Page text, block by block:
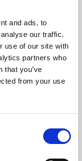
and ads, to
our traffic.
use of our site with
partners who
that you’ve
from your use
en status
Kunstig
har fortsat
sig
relativt høje